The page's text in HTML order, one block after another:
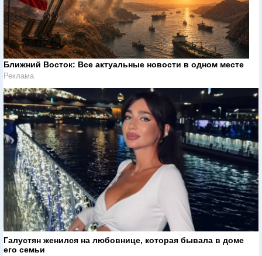
Ближний Восток: Все актуальные новости в одном месте
Реклама
Галустян женился на любовнице, которая бывала в доме
его семьи